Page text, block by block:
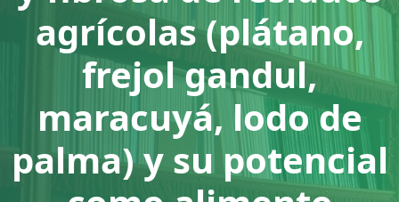
agrícolas (plátano,
frejol gandul,
maracuyá, lodo de
palma) y su potencial